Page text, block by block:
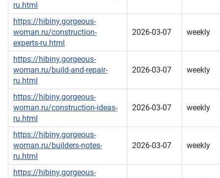
ru.html
https://hibiny.gorgeous-
woman.ru/construction-
experts-ru.html
2026-03-07 weekly
https://hibiny.gorgeous-
woman.ru/build-and-repair-
ru.html
2026-03-07 weekly
https://hibiny.gorgeous-
woman.ru/construction-ideas-
ru.html
2026-03-07 weekly
https://hibiny.gorgeous-
woman.ru/builders-notes-
ru.html
2026-03-07 weekly
https://hibiny.gorgeous-